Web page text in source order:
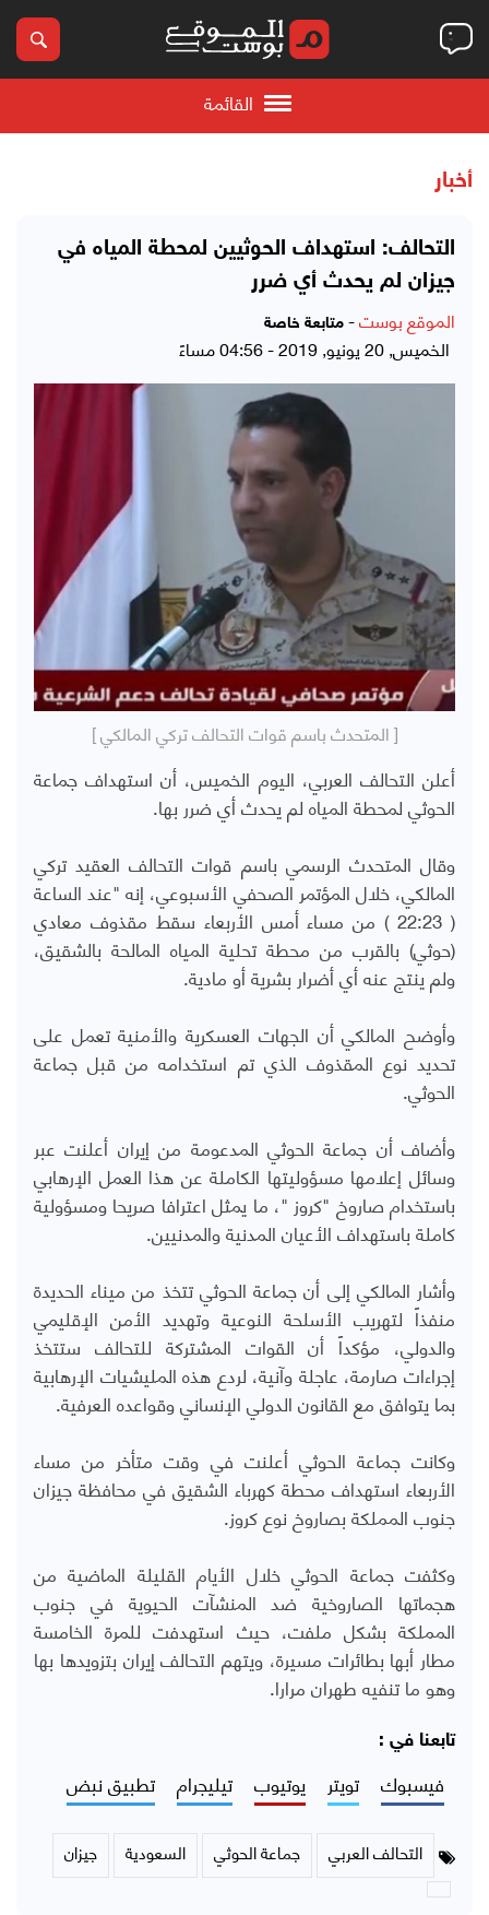
القائمة
أخبار
التحالف: استهداف الحوثيين لمحطة المياه في
جيزان لم يحدث أي ضرر
الموقع بوست- متابعة خاصة
الخميس, 20 يونيو, 2019 - 04:56 مساءً
[ المتحدث باسم قوات التحالف تركي المالكي ]
أعلن التحالف العربي، اليوم الخميس، أن استهداف جماعة
الحوثي لمحطة المياه لم يحدث أي ضرر بها.
وقال المتحدث الرسمي باسم قوات التحالف العقيد تركي
المالكي، خلال المؤتمر الصحفي الأسبوعي، إنه "عند الساعة
( 22:23 ) من مساء أمس الأربعاء سقط مقذوف معادي
(حوثي) بالقرب من محطة تحلية المياه المالحة بالشقيق،
ولم ينتج عنه أي أضرار بشرية أو مادية.
وأوضح المالكي أن الجهات العسكرية والأمنية تعمل على
تحديد نوع المقذوف الذي تم استخدامه من قبل جماعة
الحوثي.
وأضاف أن جماعة الحوثي المدعومة من إيران أعلنت عبر
وسائل إعلامها مسؤوليتها الكاملة عن هذا العمل الإرهابي
باستخدام صاروخ "كروز "، ما يمثل اعترافا صريحا ومسؤولية
كاملة باستهداف الأعيان المدنية والمدنيين.
وأشار المالكي إلى أن جماعة الحوثي تتخذ من ميناء الحديدة
منفذاً لتهريب الأسلحة النوعية وتهديد الأمن الإقليمي
والدولي، مؤكداً أن القوات المشتركة للتحالف ستتخذ
إجراءات صارمة، عاجلة وآنية، لردع هذه المليشيات الإرهابية
بما يتوافق مع القانون الدولي الإنساني وقواعده العرفية.
وكانت جماعة الحوثي أعلنت في وقت متأخر من مساء
الأربعاء استهداف محطة كهرباء الشقيق في محافظة جيزان
جنوب المملكة بصاروخ نوع كروز.
وكثفت جماعة الحوثي خلال الأيام القليلة الماضية من
هجماتها الصاروخية ضد المنشآت الحيوية في جنوب
المملكة بشكل ملفت، حيث استهدفت للمرة الخامسة
مطار أبها بطائرات مسيرة، ويتهم التحالف إيران بتزويدها بها
وهو ما تنفيه طهران مرارا.
تابعنا في :
فيسبوك تويتر يوتيوب تيليجرام تطبيق نبض
التحالف العربي جماعة الحوثي السعودية جيزان